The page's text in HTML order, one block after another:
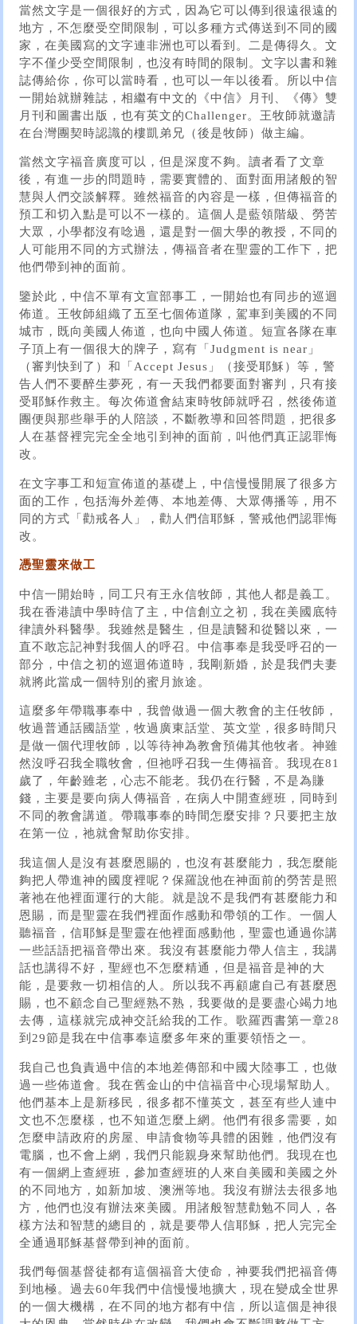
當然文字是一個很好的方式，因為它可以傳到很遠很遠的
地方，不怎麼受空間限制，可以多種方式傳送到不同的國
家，在美國寫的文字連非洲也可以看到。二是傳得久。文
字不僅少受空間限制，也沒有時間的限制。文字以書和雜
誌傳給你，你可以當時看，也可以一年以後看。所以中信
一開始就辦雜誌，相繼有中文的《中信》月刊、《傳》雙
月刊和圖書出版，也有英文的Challenger。王牧師就邀請
在台灣團契時認識的樓凱弟兄（後是牧師）做主編。
當然文字福音廣度可以，但是深度不夠。讀者看了文章
後，有進一步的問題時，需要實體的、面對面用諸般的智
慧與人們交談解釋。雖然福音的內容是一樣，但傳福音的
預工和切入點是可以不一樣的。這個人是藍領階級、勞苦
大眾，小學都沒有唸過，還是對一個大學的教授，不同的
人可能用不同的方式辦法，傳福音者在聖靈的工作下，把
他們帶到神的面前。
鑒於此，中信不單有文宣部事工，一開始也有同步的巡迴
佈道。王牧師組織了五至七個佈道隊，駕車到美國的不同
城市，既向美國人佈道，也向中國人佈道。短宣各隊在車
子頂上有一個很大的牌子，寫有「Judgment is near」
（審判快到了）和「Accept Jesus」（接受耶穌）等，警
告人們不要醉生夢死，有一天我們都要面對審判，只有接
受耶穌作救主。每次佈道會結束時牧師就呼召，然後佈道
團便與那些舉手的人陪談，不斷教導和回答問題，把很多
人在基督裡完完全全地引到神的面前，叫他們真正認罪悔
改。
在文字事工和短宣佈道的基礎上，中信慢慢開展了很多方
面的工作，包括海外差傳、本地差傳、大眾傳播等，用不
同的方式「勸戒各人」，勸人們信耶穌，警戒他們認罪悔
改。
憑聖靈來做工
中信一開始時，同工只有王永信牧師，其他人都是義工。
我在香港讀中學時信了主，中信創立之初，我在美國底特
律讀外科醫學。我雖然是醫生，但是讀醫和從醫以來，一
直不敢忘記神對我個人的呼召。中信事奉是我受呼召的一
部分，中信之初的巡迴佈道時，我剛新婚，於是我們夫妻
就將此當成一個特別的蜜月旅途。
這麼多年帶職事奉中，我曾做過一個大教會的主任牧師，
牧過普通話國語堂，牧過廣東話堂、英文堂，很多時間只
是做一個代理牧師，以等待神為教會預備其他牧者。神雖
然沒呼召我全職牧會，但祂呼召我一生傳福音。我現在81
歲了，年齡雖老，心志不能老。我仍在行醫，不是為賺
錢，主要是要向病人傳福音，在病人中開查經班，同時到
不同的教會講道。帶職事奉的時間怎麼安排？只要把主放
在第一位，祂就會幫助你安排。
我這個人是沒有甚麼恩賜的，也沒有甚麼能力，我怎麼能
夠把人帶進神的國度裡呢？保羅說他在神面前的勞苦是照
著祂在他裡面運行的大能。就是說不是我們有甚麼能力和
恩賜，而是聖靈在我們裡面作感動和帶領的工作。一個人
聽福音，信耶穌是聖靈在他裡面感動他，聖靈也通過你講
一些話語把福音帶出來。我沒有甚麼能力帶人信主，我講
話也講得不好，聖經也不怎麼精通，但是福音是神的大
能，是要救一切相信的人。所以我不再顧慮自己有甚麼恩
賜，也不顧念自己聖經熟不熟，我要做的是要盡心竭力地
去傳，這樣就完成神交託給我的工作。歌羅西書第一章28
到29節是我在中信事奉這麼多年來的重要領悟之一。
我自己也負責過中信的本地差傳部和中國大陸事工，也做
過一些佈道會。我在舊金山的中信福音中心現場幫助人。
他們基本上是新移民，很多都不懂英文，甚至有些人連中
文也不怎麼樣，也不知道怎麼上網。他們有很多需要，如
怎麼申請政府的房屋、申請食物等具體的困難，他們沒有
電腦，也不會上網，我們只能親身來幫助他們。我現在也
有一個網上查經班，參加查經班的人來自美國和美國之外
的不同地方，如新加坡、澳洲等地。我沒有辦法去很多地
方，他們也沒有辦法來美國。用諸般智慧勸勉不同人，各
樣方法和智慧的總目的，就是要帶人信耶穌，把人完完全
全通過耶穌基督帶到神的面前。
我們每個基督徒都有這個福音大使命，神要我們把福音傳
到地極。過去60年我們中信慢慢地擴大，現在變成全世界
的一個大機構，在不同的地方都有中信，所以這個是神很